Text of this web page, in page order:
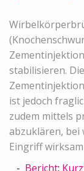
stabilisieren.
ist jedoch
zudem mittels
abzuklären, bei
Eingriff
Bericht;